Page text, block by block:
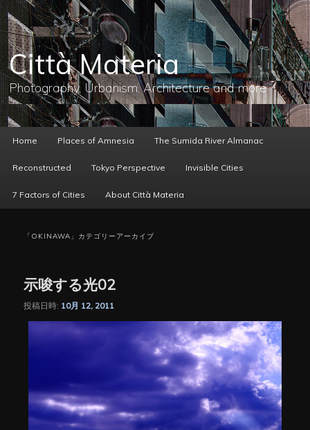
メ
イ
ン
コ
ン
テ
ン
へ
移
動
サ
ブ
コ
ン
テ
ン
ツ
移
動
Città Materia
Photography, Urbanism, Architecture and more
ー
Home Places of Amnesia The Sumida River Almanac
Reconstructed Tokyo Perspective Invisible Cities
7 Factors of Cities About Città Materia
「 OKINAWA 」カテゴリーアーカイブ
示唆する光02
投稿日時: 10月 12, 2011